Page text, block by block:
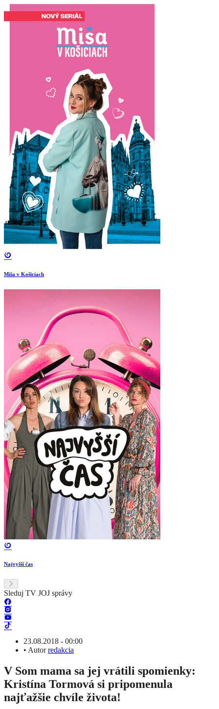
Miša v Košiciach
Najvyšší čas
Sleduj TV JOJ správy
23.08.2018 - 00:00
• Autorredakcia
V Som mama sa jej vrátili spomienky:
Kristína Tormová si pripomenula
najťažšie chvíle života!